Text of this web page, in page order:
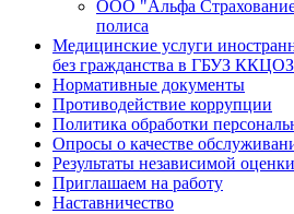
ООО "Альфа
полиса
Медицинские услуги
без гражданства в ГБУЗ
Нормативные документы
Противодействие коррупции
Политика обработки
Опросы о качестве
Результаты независимой
Приглашаем на работу
Наставничество